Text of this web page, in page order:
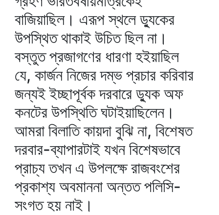
বাজিয়াছিল। এরূপ স্থলে ড্যুকের
উপস্থিত থাকাই উচিত ছিল না।
বস্তুত প্রজাগণের ধারণা হইয়াছিল
যে, কার্জন নিজের দম্ভ প্রচার করিবার
জন্যই ইচ্ছাপূর্বক দরবারে ড্যুক অফ
কনটের উপস্থিতি ঘটাইয়াছিলেন।
আমরা বিলাতি কায়দা বুঝি না, বিশেষত
দরবার-ব্যাপারটাই যখন বিশেষভাবে
প্রাচ্য তখন এ উপলক্ষে রাজবংশের
প্রকাশ্য অবমাননা অন্তত পলিসি-
সংগত হয় নাই।